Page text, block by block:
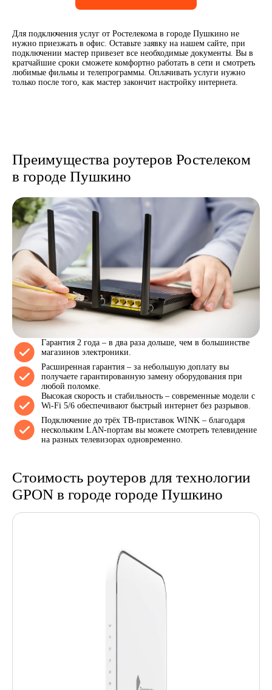
Для подключения услуг от Ростелекома в городе Пушкино не
нужно приезжать в офис. Оставьте заявку на нашем сайте, при
подключении мастер привезет все необходимые документы. Вы в
кратчайшие сроки сможете комфортно работать в сети и смотреть
любимые фильмы и телепрограммы. Оплачивать услуги нужно
только после того, как мастер закончит настройку интернета.
Преимущества роутеров Ростелеком
в городе Пушкино
Гарантия 2 года – в два раза дольше, чем в большинстве
магазинов электроники.
Расширенная гарантия – за небольшую доплату вы
получаете гарантированную замену оборудования при
любой поломке.
Высокая скорость и стабильность – современные модели с
Wi-Fi 5/6 обеспечивают быстрый интернет без разрывов.
Подключение до трёх ТВ-приставок WINK – благодаря
нескольким LAN-портам вы можете смотреть телевидение
на разных телевизорах одновременно.
Стоимость роутеров для технологии
GPON в городе городе Пушкино